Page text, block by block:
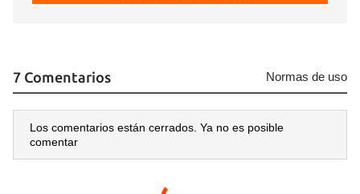
7 Comentarios Normas de uso
Los comentarios están cerrados. Ya no es posible
comentar